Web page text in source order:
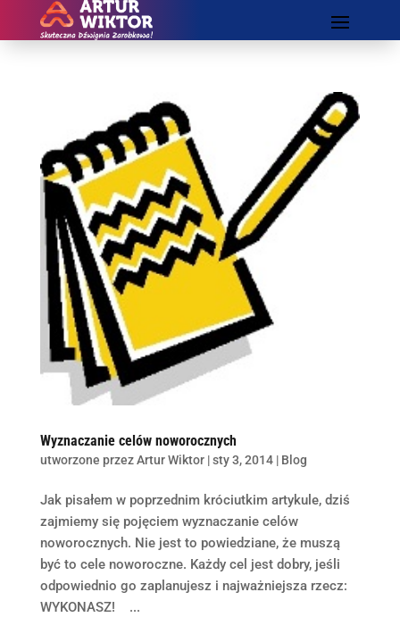
Wyznaczanie celów noworocznych
utworzone przezArtur Wiktor|sty 3, 2014| Blog
Jak pisałem w poprzednim króciutkim artykule, dziś
zajmiemy się pojęciem wyznaczanie celów
noworocznych. Nie jest to powiedziane, że muszą
być to cele noworoczne. Każdy cel jest dobry, jeśli
odpowiednio go zaplanujesz i najważniejsza rzecz:
WYKONASZ! ...